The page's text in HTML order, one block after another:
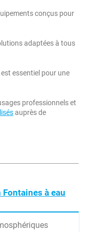
conçus pour
adaptées à tous
essentiel pour une
professionnels et
auprès de
à eau